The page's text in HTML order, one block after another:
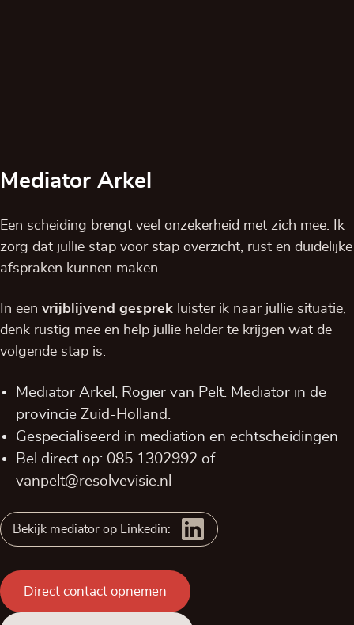
Mediator Arkel
Een scheiding brengt veel onzekerheid met zich mee. Ik
zorg dat jullie stap voor stap overzicht, rust en duidelijke
afspraken kunnen maken.
In een vrijblijvend gesprek luister ik naar jullie situatie,
denk rustig mee en help jullie helder te krijgen wat de
volgende stap is.
Mediator Arkel, Rogier van Pelt. Mediator in de
provincie Zuid-Holland.
Gespecialiseerd in mediation en echtscheidingen
Bel direct op: 085 1302992 of
vanpelt@resolvevisie.nl
Bekijk mediator op Linkedin:
Direct contact opnemen